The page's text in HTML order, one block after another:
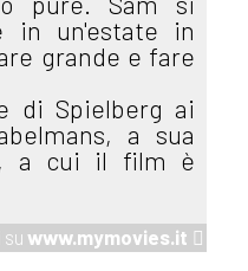
in un'estate in
grande e fare
di Spielberg ai
a sua
a cui il film è
suwww.mymovies.it